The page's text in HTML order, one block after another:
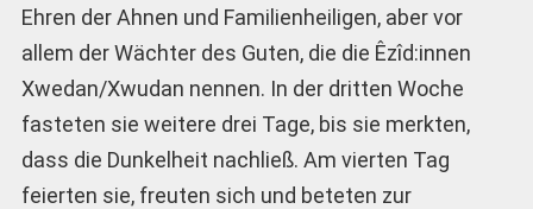
Ehren der Ahnen und Familienheiligen, aber vor
allem der Wächter des Guten, die die Êzîd:innen
Xwedan/Xwudan nennen. In der dritten Woche
fasteten sie weitere drei Tage, bis sie merkten,
dass die Dunkelheit nachließ. Am vierten Tag
feierten sie, freuten sich und beteten zur